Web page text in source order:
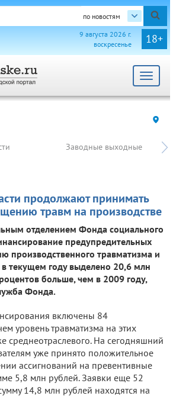
по новостям
18+
9 августа 2026 г.
воскресенье
Toggle
Заводные выходные
продолжают принимать
травм на производстве
отделением Фонда социального
предупредительных
производственного травматизма и
текущем году выделено 20,6 млн
больше, чем в 2009 году,
Фонда.
включены 84
уровень травматизма на этих
среднеотраслевого. На сегодняшний
уже принято положительное
ассигнований на превентивные
5,8 млн рублей. Заявки еще 52
14,8 млн рублей находятся на